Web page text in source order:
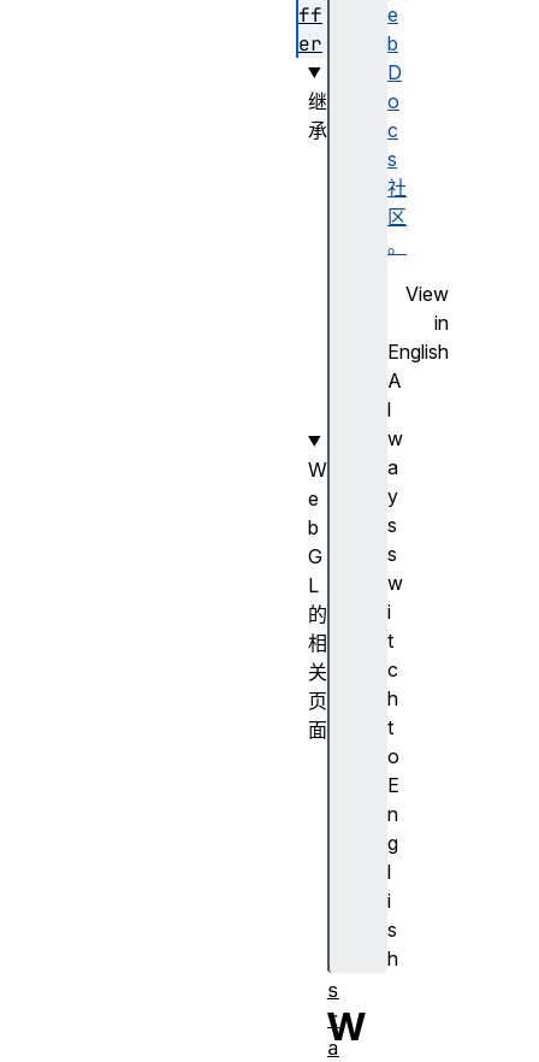
e
b
D
o
c
s
社
区
。
View
in
English
A
l
w
a
y
s
s
w
i
t
c
h
t
o
E
n
g
l
i
s
h
W
ff
er
继
承
W
e
b
G
L
的
相
关
页
面
s
t
a